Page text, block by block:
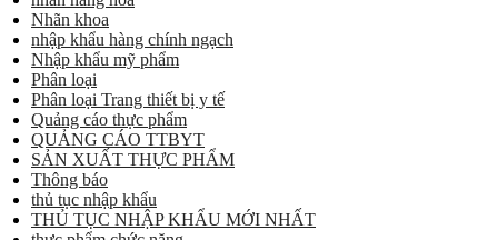
Nhãn khoa
nhập khẩu hàng chính ngạch
Nhập khẩu mỹ phẩm
Phân loại
Phân loại Trang thiết bị y tế
Quảng cáo thực phẩm
QUẢNG CÁO TTBYT
SẢN XUẤT THỰC PHẨM
Thông báo
thủ tục nhập khẩu
THỦ TỤC NHẬP KHẨU MỚI NHẤT